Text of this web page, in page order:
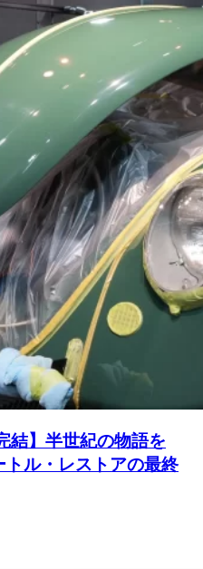
結】半世紀の物語を
トル・レストアの最終